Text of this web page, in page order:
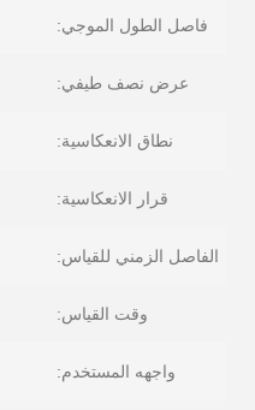
فاصل الطول الموجي:
عرض نصف طيفي:
نطاق الانعكاسية:
قرار الانعكاسية:
الفاصل الزمني للقياس:
وقت القياس:
واجهه المستخدم: